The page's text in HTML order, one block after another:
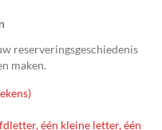
reserveringsgeschiedenis
maken.
één kleine letter, één